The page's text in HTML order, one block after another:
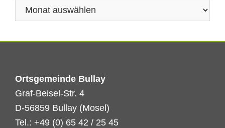
Ortsgemeinde Bullay
Graf-Beisel-Str. 4
D-56859 Bullay (Mosel)
Tel.: +49 (0) 65 42 / 25 45